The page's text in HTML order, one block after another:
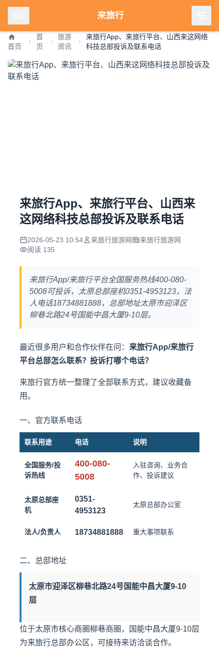
来旅行
首页
首
页
旅游
资讯
来旅行App、来旅行平台、山西来这网络
科技总部投诉及联系电话
来旅行App、来旅行平台、山西来
这网络科技总部投诉及联系电话
2026-05-23 10:54 来旅行旅游网
来旅行旅游网
阅读 135
来旅行App/来旅行平台全国服务热线400-080-
5008可投诉，太原总部座机0351-4953123，法
人电话18734881888，总部地址太原市迎泽区
柳巷北路24号国能中昌大厦9-10层。
最近很多用户和合作伙伴在问： 来旅行App/来旅行
平台总部怎么联系？投诉打哪个电话？
来旅行官方统一整理了全部联系方式，建议收藏备
用。
一、官方联系电话
联系用途 电话 说明
全国服务/投
诉热线
400-080-
5008
入驻咨询、业务合
作、投诉建议
太原总部座
机
0351-
4953123
太原总部办公室
法人/负责人 18734881888 重大事项联系
二、总部地址
太原市迎泽区柳巷北路24号国能中昌大厦9-10
层
位于太原市核心商圈柳巷商圈，国能中昌大厦9-10层
为来旅行总部办公区，可接待来访洽谈合作。